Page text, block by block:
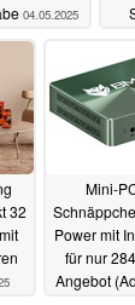
04.05.2025
32
Mini-
Power mit
für nur
Angebot